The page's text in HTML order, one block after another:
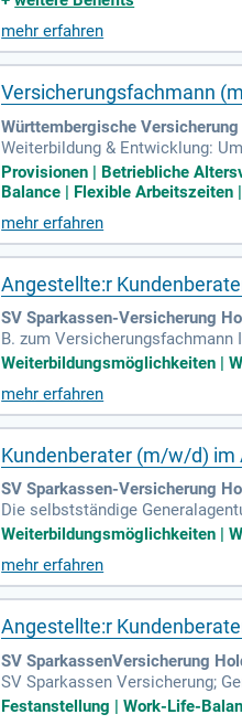
mehr erfahren
Versicherungsfachmann
Württembergische
Weiterbildung & Entwicklung:
neralagent; Persönliche
Provisionen | Betriebliche
Balance | Flexible
mehr erfahren
Angestellte:r
SV Sparkassen-Versicherung
B. zum
g; Eine feste Anstellung bei der
Weiterbildungsmöglichkeiten |
mehr erfahren
Kundenberater (m/w/d) im
SV Sparkassen-Versicherung
Die selbstständige
erungen für die Region Bad
Weiterbildungsmöglichkeiten |
mehr erfahren
Angestellte:r
SV SparkassenVersicherung
SV Sparkassen Versicherung;
lix.broghammer:
Festanstellung | Work-Life-